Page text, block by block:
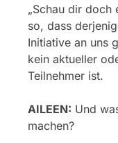
„Schau dir doch
so, dass
Initiative an uns
kein aktueller
Teilnehmer ist.
AILEEN: Und
machen?